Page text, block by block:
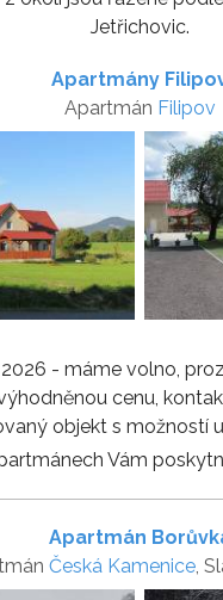
Jetřichovic.
Apartmány
Apartmán Filipov
- máme volno,
cenu,
objekt s možností
Vám
Apartmán
Česká Kamenice,